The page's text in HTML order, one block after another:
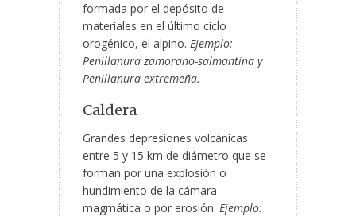
formada por el depósito de
materiales en el último ciclo
orogénico, el alpino. Ejemplo:
Penillanura zamorano-salmantina y
Penillanura extremeña.
Caldera
Grandes depresiones volcánicas
entre 5 y 15 km de diámetro que se
forman por una explosión o
hundimiento de la cámara
magmática o por erosión. Ejemplo: